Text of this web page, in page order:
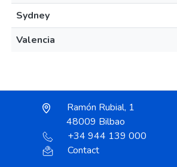
Sydney
Valencia
Ramón Rubial, 1
48009 Bilbao
+34 944 139 000
Contact